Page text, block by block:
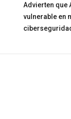
Advierten que
vulnerable en